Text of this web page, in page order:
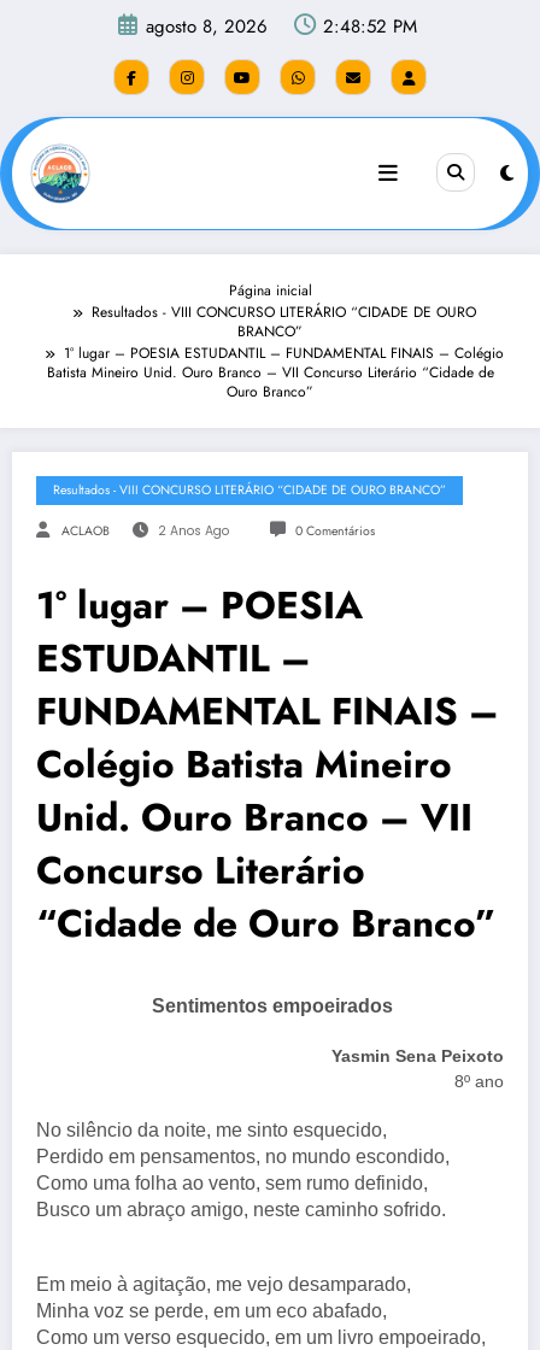
agosto 8, 2026 2:48:52 PM
Página inicial
Resultados - VIII CONCURSO LITERÁRIO “CIDADE DE OURO
BRANCO”
1° lugar – POESIA ESTUDANTIL – FUNDAMENTAL FINAIS – Colégio
Batista Mineiro Unid. Ouro Branco – VII Concurso Literário “Cidade de
Ouro Branco”
Resultados - VIII CONCURSO LITERÁRIO “CIDADE DE OURO BRANCO”
ACLAOB 2 Anos Ago 0 Comentários
1° lugar – POESIA
ESTUDANTIL –
FUNDAMENTAL FINAIS –
Colégio Batista Mineiro
Unid. Ouro Branco – VII
Concurso Literário
“Cidade de Ouro Branco”
Sentimentos empoeirados
Yasmin Sena Peixoto
8º ano
No silêncio da noite, me sinto esquecido,
Perdido em pensamentos, no mundo escondido,
Como uma folha ao vento, sem rumo definido,
Busco um abraço amigo, neste caminho sofrido.
Em meio à agitação, me vejo desamparado,
Minha voz se perde, em um eco abafado,
Como um verso esquecido, em um livro empoeirado,